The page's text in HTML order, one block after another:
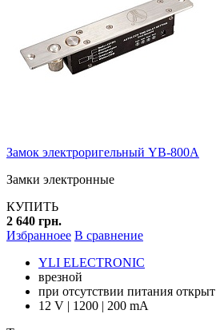
Замок электроригельный YB-800A
Замки электронные
КУПИТЬ
2 640 грн.
Избранноее В сравнение
YLI ELECTRONIC
врезной
при отсутствии питания открыт
12 V | 1200 | 200 mA